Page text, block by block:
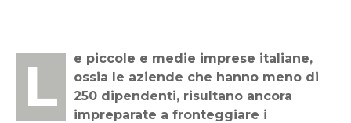
Le piccole e medie imprese italiane,
ossia le aziende che hanno meno di
250 dipendenti, risultano ancora
impreparate a fronteggiare i